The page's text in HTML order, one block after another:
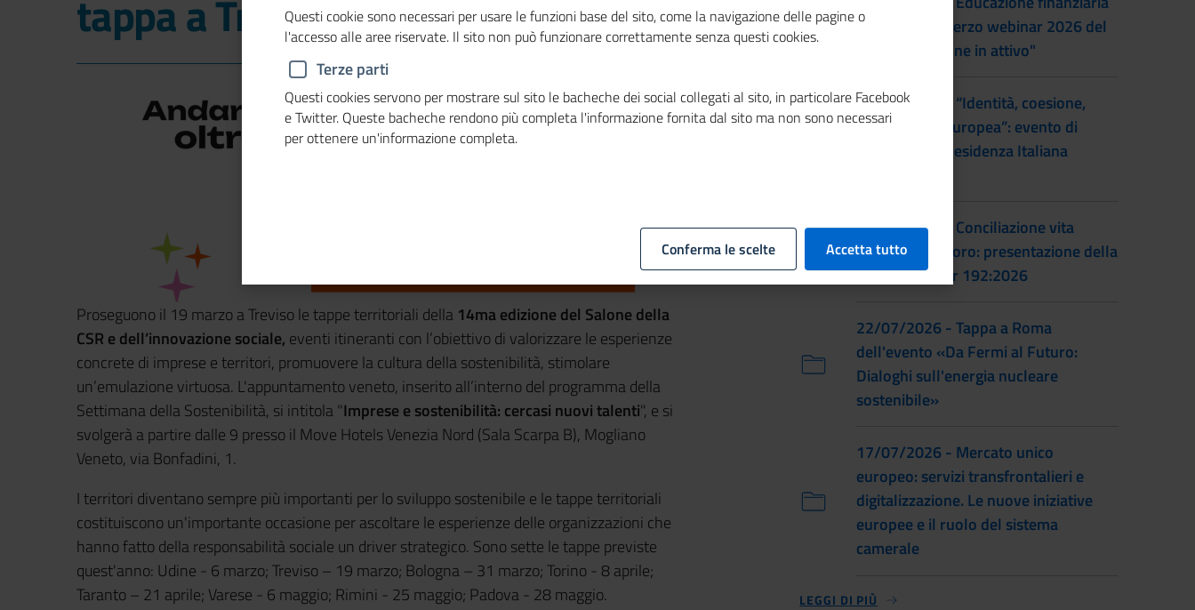
tappa a Treviso
Proseguono il 19 marzo a Treviso le tappe territoriali della 14ma edizione del Salone della
CSR e dell’innovazione sociale, eventi itineranti con l’obiettivo di valorizzare le esperienze
concrete di imprese e territori, promuovere la cultura della sostenibilità, stimolare
un’emulazione virtuosa. L'appuntamento veneto, inserito all’interno del programma della
Settimana della Sostenibilità, si intitola "Imprese e sostenibilità: cercasi nuovi talenti", e si
svolgerà a partire dalle 9 presso il Move Hotels Venezia Nord (Sala Scarpa B), Mogliano
Veneto, via Bonfadini, 1.
I territori diventano sempre più importanti per lo sviluppo sostenibile e le tappe territoriali
costituiscono un'importante occasione per ascoltare le esperienze delle organizzazioni che
hanno fatto della responsabilità sociale un driver strategico. Sono sette le tappe previste
quest'anno: Udine - 6 marzo; Treviso – 19 marzo; Bologna – 31 marzo; Torino - 8 aprile;
Taranto – 21 aprile; Varese - 6 maggio; Rimini - 25 maggio; Padova - 28 maggio.
al femminile: terzo webinar 2026 del
progetto "Donne in attivo"
28/07/2026 - “Identità, coesione,
integrazione europea”: evento di
lancio della Presidenza Italiana
22/07/2026 - Conciliazione vita
familiare e lavoro: presentazione della
prassi UNI/Pdr 192:2026
22/07/2026 - Tappa a Roma
dell'evento «Da Fermi al Futuro:
Dialoghi sull'energia nucleare
sostenibile»
17/07/2026 - Mercato unico
europeo: servizi transfrontalieri e
digitalizzazione. Le nuove iniziative
europee e il ruolo del sistema
camerale
LEGGI DI PIÙ
Questi cookie sono necessari per usare le funzioni base del sito, come la navigazione delle pagine o
l'accesso alle aree riservate. Il sito non può funzionare correttamente senza questi cookies.
Terze parti
Questi cookies servono per mostrare sul sito le bacheche dei social collegati al sito, in particolare Facebook
e Twitter. Queste bacheche rendono più completa l'informazione fornita dal sito ma non sono necessari
per ottenere un'informazione completa.
Conferma le scelte Accetta tutto